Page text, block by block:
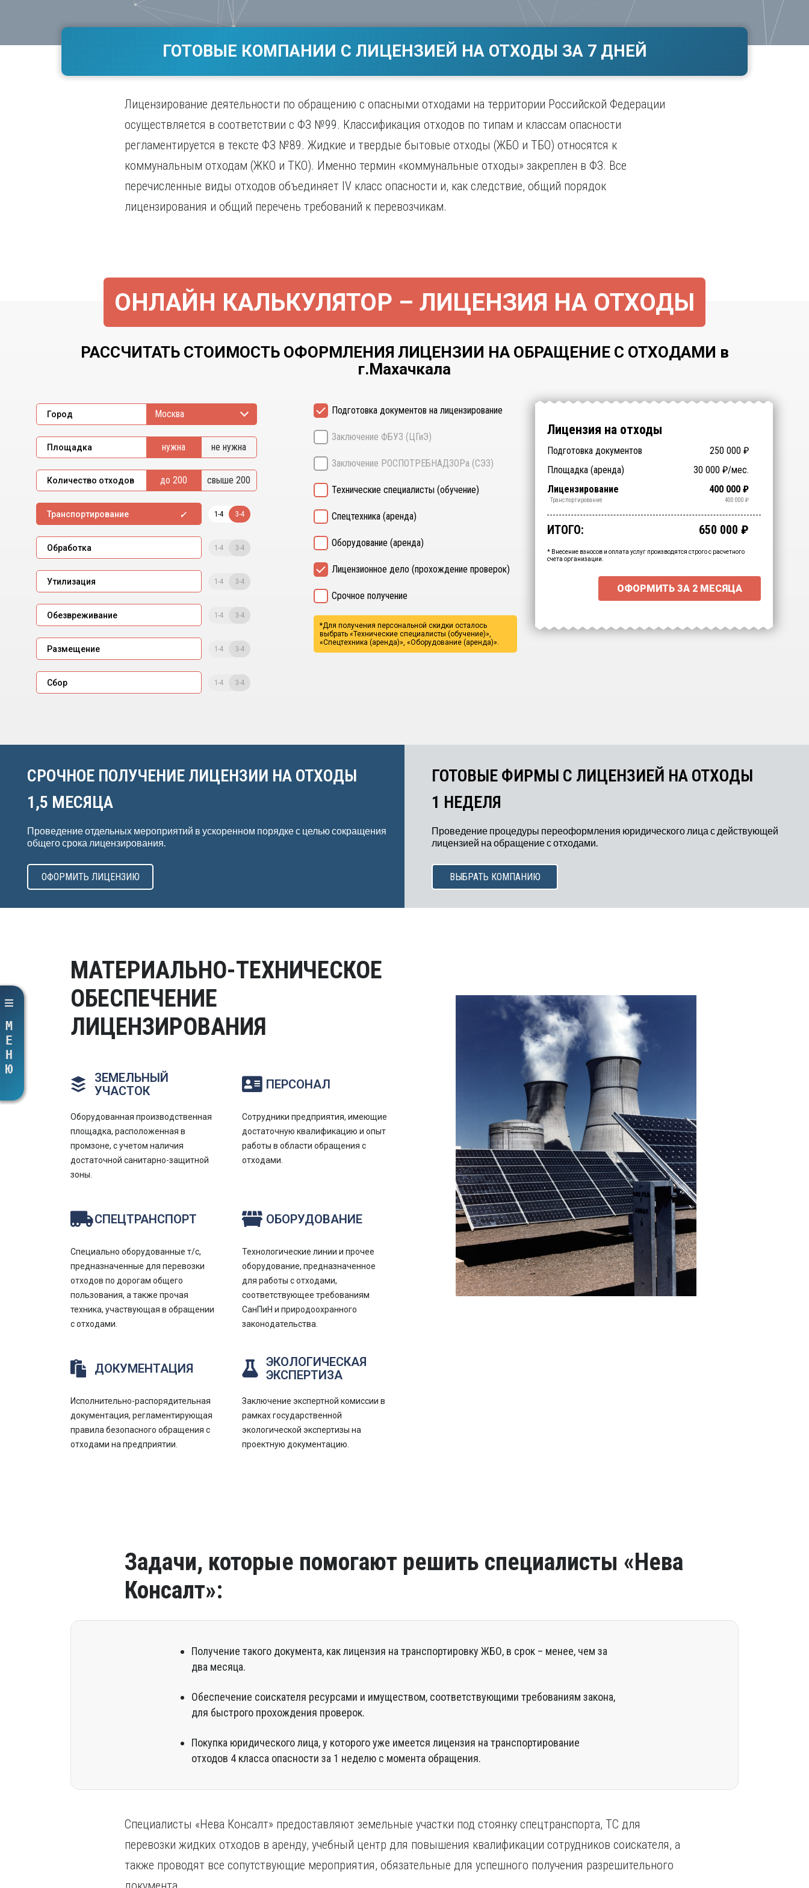
Волгоград
Воронеж
Е
Екатеринбург
Иваново
Ижевск
Мурманск
Н
Набережные Челны
Новокузнецк
Новосибирск
Саратов
Севастополь
Симферополь
Смоленск
Сочи
Чебоксары
Челябинск
Череповец
Чита
Ярославль
ГОТОВЫЕ КОМПАНИИ С ЛИЦЕНЗИЕЙ НА ОТХОДЫ ЗА 7 ДНЕЙ
Лицензирование деятельности по обращению с опасными отходами на территории Российской Федерации
осуществляется в соответствии с ФЗ №99. Классификация отходов по типам и классам опасности
регламентируется в тексте ФЗ №89. Жидкие и твердые бытовые отходы (ЖБО и ТБО) относятся к
коммунальным отходам (ЖКО и ТКО). Именно термин «коммунальные отходы» закреплен в ФЗ. Все
перечисленные виды отходов объединяет IV класс опасности и, как следствие, общий порядок
лицензирования и общий перечень требований к перевозчикам.
ОНЛАЙН КАЛЬКУЛЯТОР – ЛИЦЕНЗИЯ НА ОТХОДЫ
РАССЧИТАТЬ СТОИМОСТЬ ОФОРМЛЕНИЯ ЛИЦЕНЗИИ НА ОБРАЩЕНИЕ С ОТХОДАМИ в
г.Махачкала
Город Москва
Площадка нужна не нужна
Количество отходов до 200 свыше 200
Транспортирование 1-4 3-4
Обработка 1-4 3-4
Утилизация 1-4 3-4
Обезвреживание 1-4 3-4
Размещение 1-4 3-4
Сбор 1-4 3-4
Подготовка документов на лицензирование
Заключение ФБУЗ (ЦГиЭ)
Заключение РОСПОТРЕБНАДЗОРа (СЭЗ)
Технические специалисты (обучение)
Спецтехника (аренда)
Оборудование (аренда)
Лицензионное дело (прохождение проверок)
Срочное получение
*Для получения персональной скидки осталось
выбрать «Технические специалисты (обучение)»,
«Спецтехника (аренда)», «Оборудование (аренда)».
Лицензия на отходы
Подготовка документов 250 000 ₽
Заключение ФБУЗ (ЦГиЭ)
NaN₽
Заключение РОСПОТРЕБНАДЗОРа
NaN₽
Технические специалисты
₽
Отходы > 200 ₽
Спецтехника (аренда) ₽
Оборудование (аренда) ₽
Площадка (аренда) 30 000 ₽/мес.
Срочное получение
₽
1-4 классы отходов ₽
Лицензирование 400 000 ₽
Обработка ₽
Утилизация ₽
Обезвреживание ₽
Размещение ₽
Сбор ₽
Транспортирование 400 000 ₽
Промежуточный итог: 15000 ₽
Ваша персональна скидка
-15000₽
ИТОГО: 650 000 ₽
* Внесение взносов и оплата услуг производятся строго с расчетного
счета организации.
ОФОРМИТЬ ЗА 2 МЕСЯЦА
СРОЧНОЕ ПОЛУЧЕНИЕ ЛИЦЕНЗИИ НА ОТХОДЫ
1,5 МЕСЯЦА
Проведение отдельных мероприятий в ускоренном порядке с целью сокращения
общего срока лицензирования.
ОФОРМИТЬ ЛИЦЕНЗИЮ
ГОТОВЫЕ ФИРМЫ С ЛИЦЕНЗИЕЙ НА ОТХОДЫ
1 НЕДЕЛЯ
Проведение процедуры переоформления юридического лица с действующей
лицензией на обращение с отходами.
ВЫБРАТЬ КОМПАНИЮ
МАТЕРИАЛЬНО-ТЕХНИЧЕСКОЕ
ОБЕСПЕЧЕНИЕ
ЛИЦЕНЗИРОВАНИЯ
ЗЕМЕЛЬНЫЙ
УЧАСТОК
Оборудованная производственная
площадка, расположенная в
промзоне, с учетом наличия
достаточной санитарно-защитной
зоны.
ПЕРСОНАЛ
Сотрудники предприятия, имеющие
достаточную квалификацию и опыт
работы в области обращения с
отходами.
СПЕЦТРАНСПОРТ
Специально оборудованные т/с,
предназначенные для перевозки
отходов по дорогам общего
пользования, а также прочая
техника, участвующая в обращении
с отходами.
ОБОРУДОВАНИЕ
Технологические линии и прочее
оборудование, предназначенное
для работы с отходами,
соответствующее требованиям
СанПиН и природоохранного
законодательства.
ДОКУМЕНТАЦИЯ
Исполнительно-распорядительная
документация, регламентирующая
правила безопасного обращения с
отходами на предприятии.
ЭКОЛОГИЧЕСКАЯ
ЭКСПЕРТИЗА
Заключение экспертной комиссии в
рамках государственной
экологической экспертизы на
проектную документацию.
Задачи, которые помогают решить специалисты «Нева
Консалт»:
Получение такого документа, как лицензия на транспортировку ЖБО, в срок – менее, чем за
два месяца.
Обеспечение соискателя ресурсами и имуществом, соответствующими требованиям закона,
для быстрого прохождения проверок.
Покупка юридического лица, у которого уже имеется лицензия на транспортирование
отходов 4 класса опасности за 1 неделю с момента обращения.
Специалисты «Нева Консалт» предоставляют земельные участки под стоянку спецтранспорта, ТС для
перевозки жидких отходов в аренду, учебный центр для повышения квалификации сотрудников соискателя, а
также проводят все сопутствующие мероприятия, обязательные для успешного получения разрешительного
МЕНЮ